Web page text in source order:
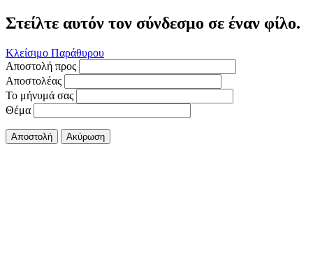
Στείλτε αυτόν τον σύνδεσμο σε έναν φίλο.
Κλείσιμο Παράθυρου
Αποστολή προς
Αποστολέας
Το μήνυμά σας
Θέμα
Αποστολή Ακύρωση